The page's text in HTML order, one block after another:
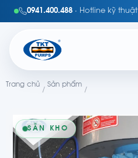
0941.400.488 · Hotline kỹ thuật
Trang chủ
/
Sản phẩm
/
SẴN KHO